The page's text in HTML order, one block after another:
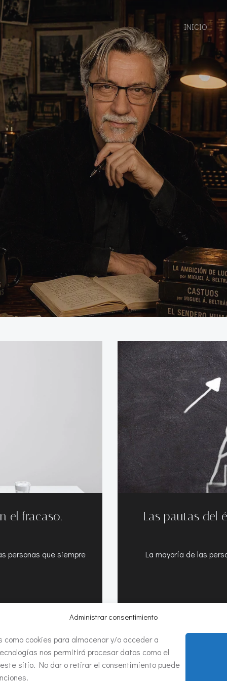
Administrar consentimiento
cookies para almacenar y/o acceder a
nos permitirá procesar datos como el
sitio. No dar o retirar el consentimiento puede
INICIO
el fracaso.
personas que siempre
Las pautas del
La mayoría de las